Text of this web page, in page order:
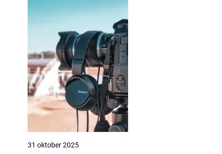
31 oktober 2025